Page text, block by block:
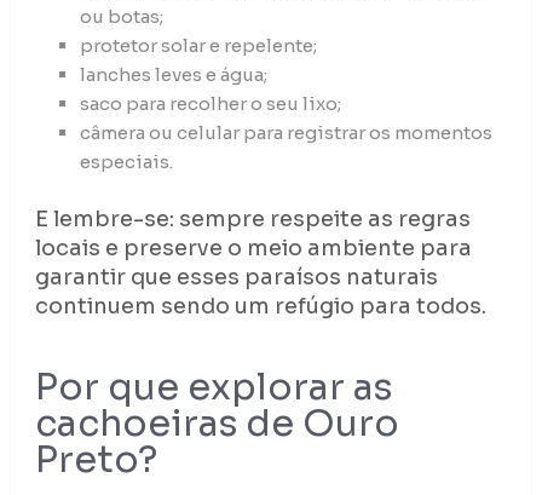
ou botas;
protetor solar e repelente;
lanches leves e água;
saco para recolher o seu lixo;
câmera ou celular para registrar os momentos
especiais.
E lembre-se: sempre respeite as regras
locais e preserve o meio ambiente para
garantir que esses paraísos naturais
continuem sendo um refúgio para todos.
Por que explorar as
cachoeiras de Ouro
Preto?